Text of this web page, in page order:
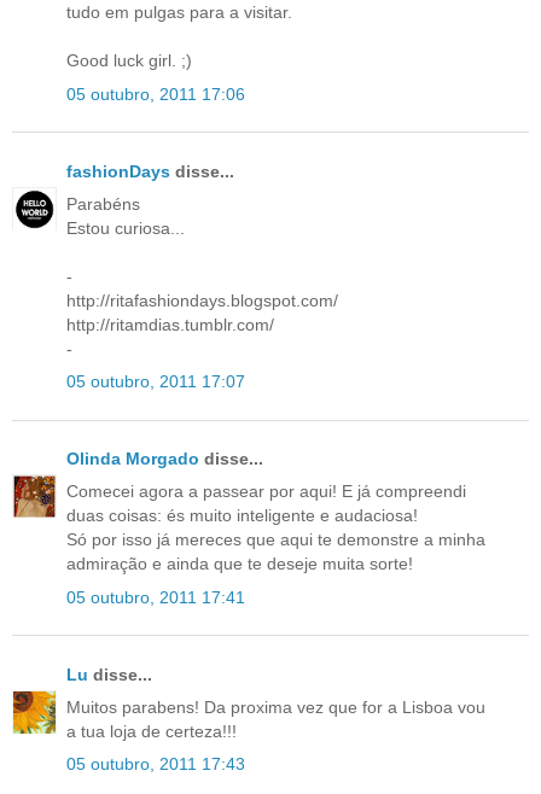
tudo em pulgas para a visitar.
Good luck girl. ;)
05 outubro, 2011 17:06
fashionDays disse...
Parabéns
Estou curiosa...
-
http://ritafashiondays.blogspot.com/
http://ritamdias.tumblr.com/
-
05 outubro, 2011 17:07
Olinda Morgado disse...
Comecei agora a passear por aqui! E já compreendi
duas coisas: és muito inteligente e audaciosa!
Só por isso já mereces que aqui te demonstre a minha
admiração e ainda que te deseje muita sorte!
05 outubro, 2011 17:41
Lu disse...
Muitos parabens! Da proxima vez que for a Lisboa vou
a tua loja de certeza!!!
05 outubro, 2011 17:43